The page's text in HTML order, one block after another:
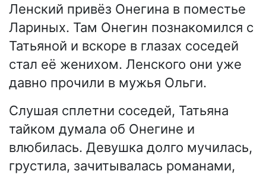
Ленский привёз Онегина в поместье
Лариных. Там Онегин познакомился с
Татьяной и вскоре в глазах соседей
стал её женихом. Ленского они уже
давно прочили в мужья Ольги.
Слушая сплетни соседей, Татьяна
тайком думала об Онегине и
влюбилась. Девушка долго мучилась,
грустила, зачитывалась романами,